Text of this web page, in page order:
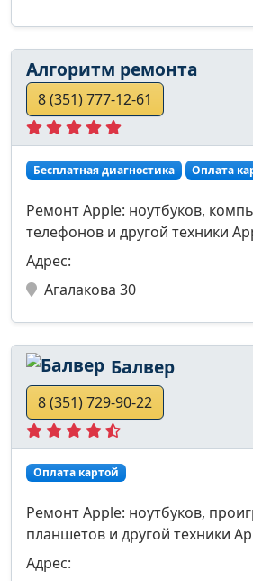
Алгоритм ремонта
8 (351) 777-12-61
Бесплатная диагностика Оплата
Ремонт Apple: ноутбуков,
телефонов и другой техники
Адрес:
Агалакова 30
Балвер
8 (351) 729-90-22
Оплата картой
Ремонт Apple: ноутбуков,
планшетов и другой техники
Адрес: